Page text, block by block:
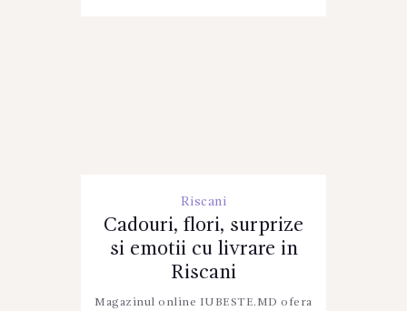
Riscani
Cadouri, flori, surprize
si emotii cu livrare in
Riscani
Magazinul online IUBESTE.MD ofera